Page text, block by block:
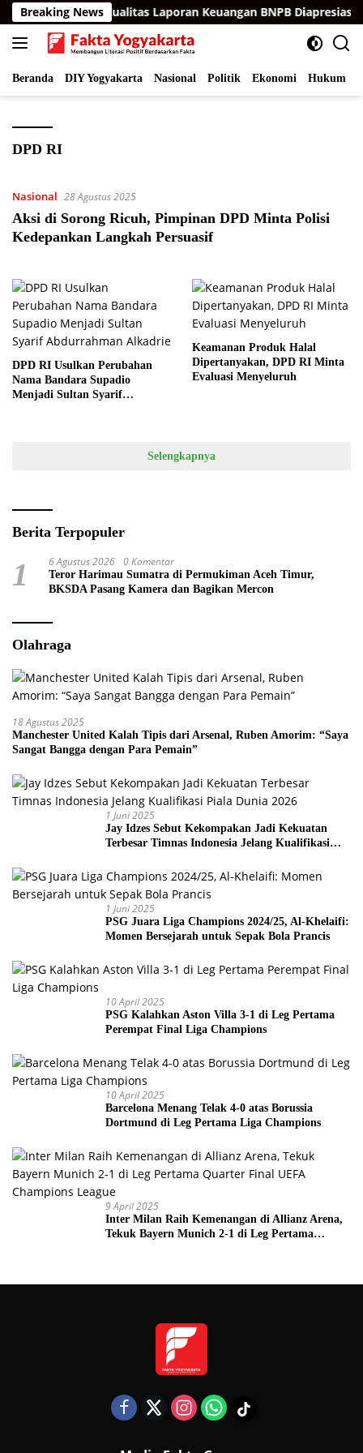
Langsung
ke
konten
Breaking News
Berturut-turut, Kualitas Laporan Keuangan BNPB Diapresiasi
Beranda DIY Yogyakarta Nasional Politik Ekonomi Hukum
DPD RI
Nasional 28 Agustus 2025
Aksi di Sorong Ricuh, Pimpinan DPD Minta Polisi
Kedepankan Langkah Persuasif
DPD RI Usulkan Perubahan
Nama Bandara Supadio
Menjadi Sultan Syarif
Keamanan Produk Halal
Dipertanyakan, DPD RI Minta
Evaluasi Menyeluruh
Selengkapnya
Berita Terpopuler
1 6 Agustus 2026 0 Komentar
Teror Harimau Sumatra di Permukiman Aceh Timur,
BKSDA Pasang Kamera dan Bagikan Mercon
Olahraga
18 Agustus 2025
Manchester United Kalah Tipis dari Arsenal, Ruben Amorim: “Saya
Sangat Bangga dengan Para Pemain”
1 Juni 2025
Jay Idzes Sebut Kekompakan Jadi Kekuatan
Terbesar Timnas Indonesia Jelang Kualifikasi
1 Juni 2025
PSG Juara Liga Champions 2024/25, Al-Khelaifi:
Momen Bersejarah untuk Sepak Bola Prancis
10 April 2025
PSG Kalahkan Aston Villa 3-1 di Leg Pertama
Perempat Final Liga Champions
10 April 2025
Barcelona Menang Telak 4-0 atas Borussia
Dortmund di Leg Pertama Liga Champions
9 April 2025
Inter Milan Raih Kemenangan di Allianz Arena,
Tekuk Bayern Munich 2-1 di Leg Pertama